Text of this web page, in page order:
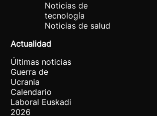
Noticias de
tecnología
Noticias de salud
Actualidad
Últimas noticias
Guerra de
Ucrania
Calendario
Laboral Euskadi
2026